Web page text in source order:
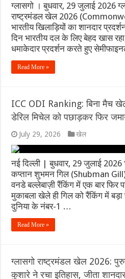
ग्लासगो । बुधवार, 29 जुलाई 2026
राष्ट्रमंडल खेल 2026
भारतीय खिलाड़ियों का शानदार
दिन भारतीय दल के लिए बेहद खास
धमाकेदार प्रदर्शन करते हुए
Read More »
ICC ODI Ranking: बिना मैच
डेरिल मिचेल को पछाड़कर फिर
July 29, 2026 खेल
नई दिल्ली | बुधवार, 29 जुलाई
कप्तान शुभमन गिल (Shubman
वनडे बल्लेबाज़ी रैंकिंग में एक बार फिर
मुकाबला खेले ही गिल को रैंकिंग में
दुनिया के नंबर-1 …
Read More »
ग्लासगो राष्ट्रमंडल खेल 2026:
कुशारे ने रचा इतिहास, जीता